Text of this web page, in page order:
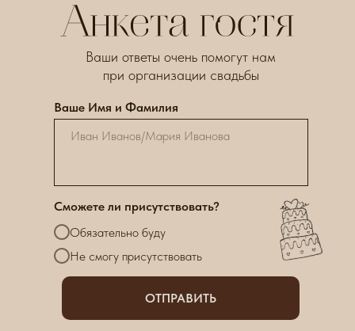
Ваши ответы очень помогут нам
при организации свадьбы
Ваше Имя и Фамилия
Сможете ли присутствовать?
Обязательно буду
Не смогу присутствовать
ОТПРАВИТЬ